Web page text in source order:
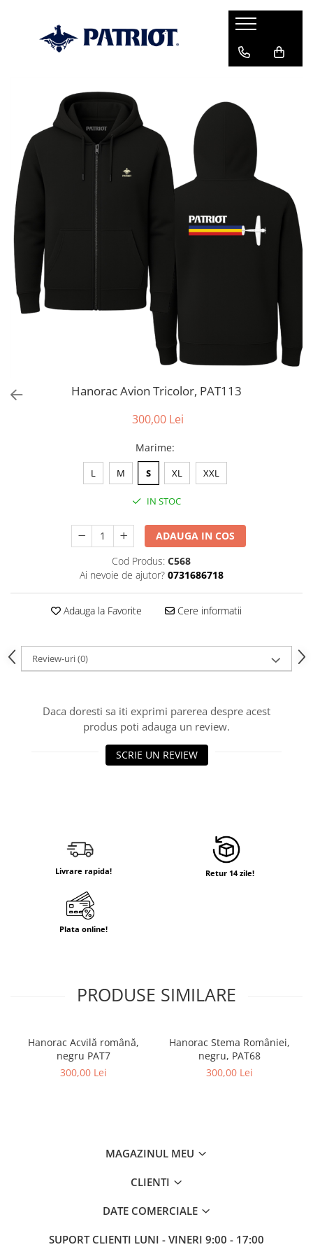
Hanorac Avion Tricolor, PAT113
300,00 Lei
Marime:
L M S XL XXL
IN STOC
ADAUGA IN COS
Cod Produs: C568
Ai nevoie de ajutor? 0731686718
Adauga la Favorite Cere informatii
Review-uri(0)
Daca doresti sa iti exprimi parerea despre acest
produs poti adauga un review.
SCRIE UN REVIEW
Livrare rapida! Retur 14 zile!
Plata online!
PRODUSE SIMILARE
Hanorac Acvilă română,
negru PAT7
300,00 Lei
Hanorac Stema României,
negru, PAT68
300,00 Lei
MAGAZINUL MEU
CLIENTI
DATE COMERCIALE
SUPORT CLIENTI LUNI - VINERI 9:00 - 17:00